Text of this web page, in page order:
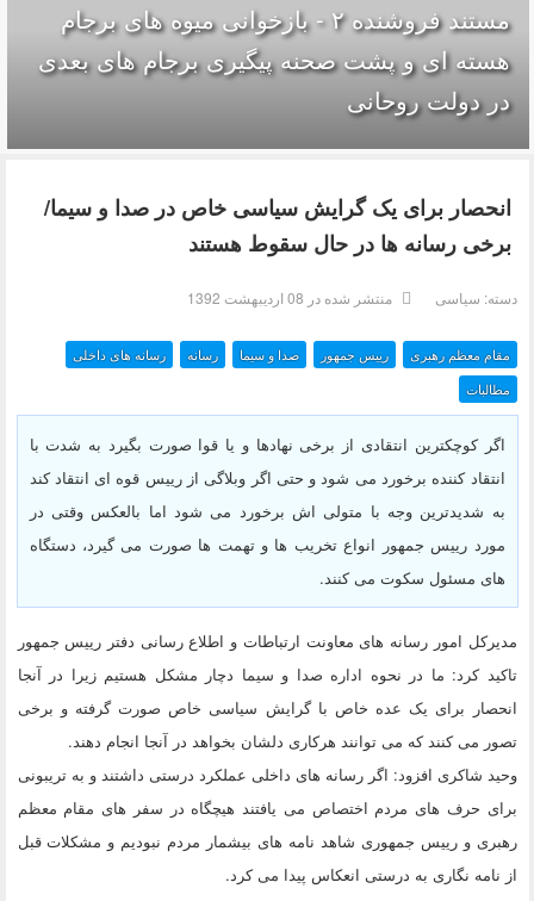
مستند فروشنده ۲ - بازخوانی میوه های برجام
هسته ای و پشت صحنه پیگیری برجام های بعدی
در دولت روحانی
انحصار برای یک گرایش سیاسی خاص در صدا و سیما/
برخی رسانه ها در حال سقوط هستند
دسته: سیاسی منتشر شده در 08 ارديبهشت 1392
مقام معظم رهبری رییس جمهور صدا و سیما رسانه
رسانه های داخلی
مطالبات
اگر کوچکترین انتقادی از برخی نهادها و یا قوا صورت بگیرد به شدت با
انتقاد کننده برخورد می شود و حتی اگر وبلاگی از رییس قوه ای انتقاد کند
به شدیدترین وجه با متولی اش برخورد می شود اما بالعکس وقتی در
مورد رییس جمهور انواع تخریب ها و تهمت ها صورت می گیرد، دستگاه
های مسئول سکوت می کنند.
مدیرکل امور رسانه های معاونت ارتباطات و اطلاع رسانی دفتر رییس جمهور
تاکید کرد: ما در نحوه اداره صدا و سیما دچار مشکل هستیم زیرا در آنجا
انحصار برای یک عده خاص با گرایش سیاسی خاص صورت گرفته و برخی
تصور می کنند که می توانند هرکاری دلشان بخواهد در آنجا انجام دهند.
وحید شاکری افزود: اگر رسانه های داخلی عملکرد درستی داشتند و به تریبونی
برای حرف های مردم اختصاص می یافتند هیچگاه در سفر های مقام معظم
رهبری و رییس جمهوری شاهد نامه های بیشمار مردم نبودیم و مشکلات قبل
از نامه نگاری به درستی انعکاس پیدا می کرد.